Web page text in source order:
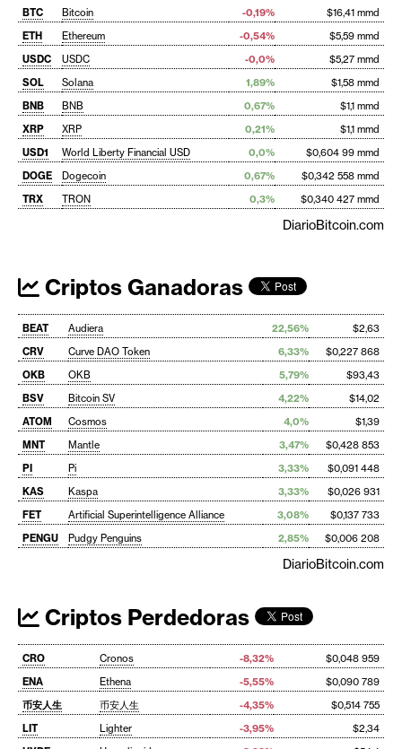
BTC
Bitcoin -0,19%
$16,41 mmd
ETH
Ethereum -0,54%
$5,59 mmd
USDC
USDC -0,0%
$5,27 mmd
SOL
Solana 1,89%
$1,58 mmd
BNB
BNB 0,67%
$1,1 mmd
XRP
XRP 0,21%
$1,1 mmd
USD1
World Liberty Financial USD 0,0%
$0,604 99 mmd
DOGE
Dogecoin 0,67%
$0,342 558 mmd
TRX
TRON 0,3% $0,340 427 mmd
DiarioBitcoin.com
Criptos Ganadoras
BEAT Audiera 22,56%
$2,63
CRV
Curve DAO Token 6,33%
$0,227 868
OKB
OKB 5,79%
$93,43
BSV
Bitcoin SV 4,22%
$14,02
ATOM
Cosmos 4,0%
$1,39
MNT
Mantle 3,47%
$0,428 853
PI
Pi 3,33%
$0,091 448
KAS
Kaspa 3,33%
$0,026 931
FET
Artificial Superintelligence Alliance 3,08%
$0,137 733
PENGU
Pudgy Penguins 2,85% $0,006 208
DiarioBitcoin.com
Criptos Perdedoras
CRO Cronos -8,32%
$0,048 959
ENA
Ethena -5,55%
$0,090 789
币安人生
币安人生 -4,35%
$0,514 755
LIT
Lighter -3,95%
$2,34